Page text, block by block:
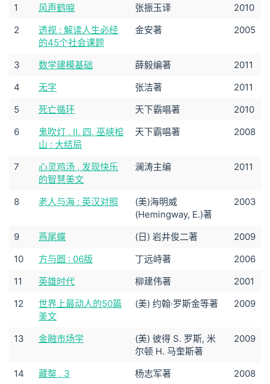
1
风声鹤唳 张振玉译
2010
2
透视 : 解读人生必经
的45个社会课题
金安著 2005
3 数学建模基础 薛毅编著
2011
4
无字 张洁著
2011
5
死亡循环 天下霸唱著
2010
6
鬼吹灯 . Ⅱ. 四, 巫峡棺
山 : 大结局
天下霸唱著 2008
7
心灵鸡汤 , 发现快乐
的智慧美文
澜涛主编 2011
8 老人与海 : 英汉对照
(美)海明威
(Hemingway, E.)著
2003
9 燕尾蝶 (日) 岩井俊二著
2009
10
方与圆 : 06版 丁远峙著
2006
11
英雄时代 柳建伟著
2001
12
世界上最动人的50篇
美文
(美) 约翰·罗斯金等著 2009
13 金融市场学
(美) 彼得 S. 罗斯, 米
尔顿 H. 马奎斯著
2009
14 藏獒 . 3 杨志军著
2008